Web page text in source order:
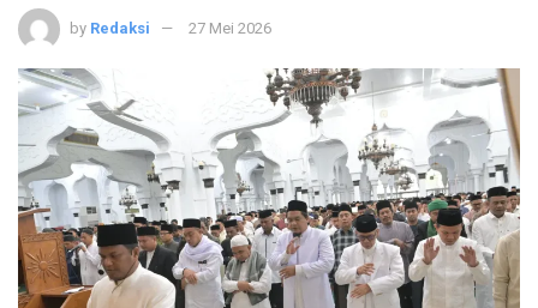
by Redaksi 27 Mei 2026